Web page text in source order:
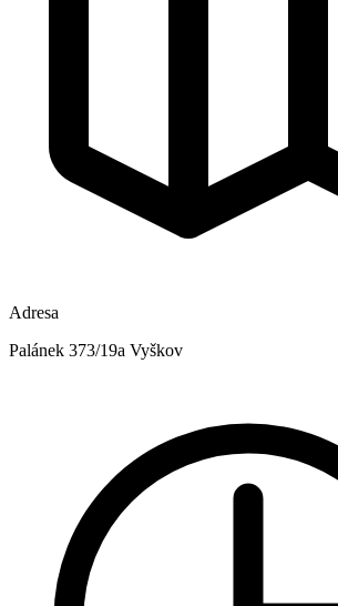
Adresa
Palánek 373/19a Vyškov